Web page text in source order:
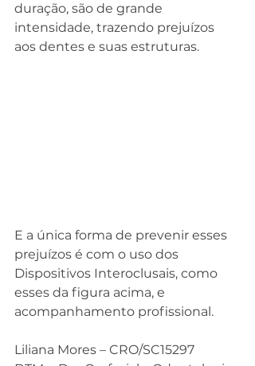
duração, são de grande
intensidade, trazendo prejuízos
aos dentes e suas estruturas.
E a única forma de prevenir esses
prejuízos é com o uso dos
Dispositivos Interoclusais, como
esses da figura acima, e
acompanhamento profissional.
Liliana Mores – CRO/SC15297